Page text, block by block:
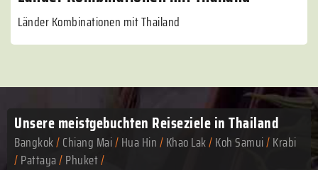
Länder Kombinationen mit Thailand
Unsere meistgebuchten Reiseziele in Thailand
Bangkok/Chiang Mai/Hua Hin/Khao Lak/Koh Samui/Krabi
/Pattaya/Phuket/